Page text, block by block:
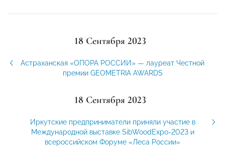
18 Сентября 2023
Астраханская «ОПОРА РОССИИ» — лауреат Честной
премии GEOMETRIA AWARDS
18 Сентября 2023
Иркутские предприниматели приняли участие в
Международной выставке SibWoodExpo-2023 и
всероссийском Форуме «Леса России»